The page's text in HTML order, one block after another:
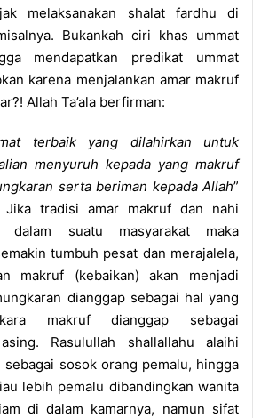
melaksanakan shalat fardhu di
Bukankah ciri khas ummat
mendapatkan predikat ummat
karena menjalankan amar makruf
Allah Ta’ala berfirman:
terbaik yang dilahirkan untuk
menyuruh kepada yang makruf
serta beriman kepada Allah”
Jika tradisi amar makruf dan nahi
dalam suatu masyarakat maka
tumbuh pesat dan merajalela,
makruf (kebaikan) akan menjadi
dianggap sebagai hal yang
makruf dianggap sebagai
Rasulullah shallallahu alaihi
sosok orang pemalu, hingga
lebih pemalu dibandingkan wanita
di dalam kamarnya, namun sifat